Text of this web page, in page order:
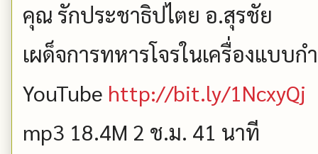
คุณ รักประชาธิปไตย อ.สุรชัย
เผด็จการทหารโจรในเครื่องแบบก
YouTube http://bit.ly/1NcxyQj
mp3 18.4M 2 ช.ม. 41 นาที